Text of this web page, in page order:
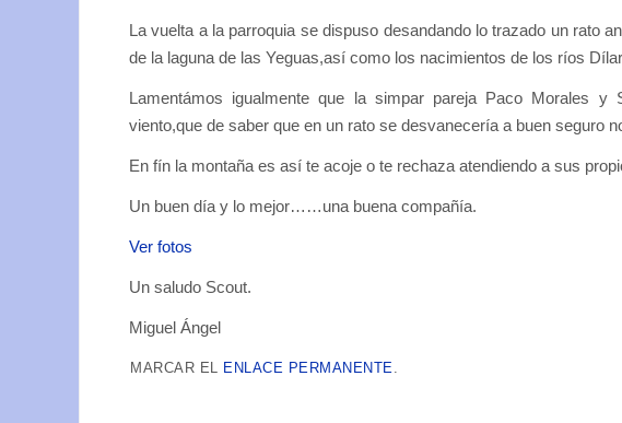
La vuelta a la parroquia se dispuso desandando lo trazado un rato
de la laguna de las Yeguas,así como los nacimientos de los ríos
Lamentámos igualmente que la simpar pareja Paco Morales y
viento,que de saber que en un rato se desvanecería a buen seguro
En fín la montaña es así te acoje o te rechaza atendiendo a sus
Un buen día y lo mejor……una buena compañía.
Ver fotos
Un saludo Scout.
Miguel Ángel
MARCAR EL ENLACE PERMANENTE